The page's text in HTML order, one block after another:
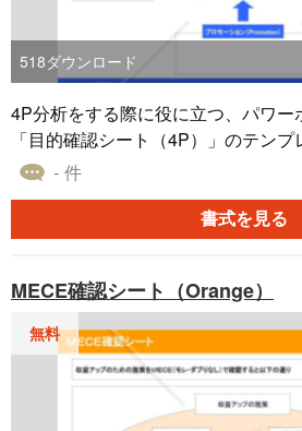
518ダウンロード
4P分析をする際に役に立つ、パワー
「目的確認シート（4P）」のテン
ウンロードをすることができます。 4Pとは、製品（Produc
motion）の頭文字を取ったもので、
くらで」「どこで」「どのようにし
ことを意味します。 中心に戦略を、その周囲に4Pを配置し
たレイアウトとなっており、アクセ
した。
- 件
書式を見る
MECE確認シート（Orange）
無料